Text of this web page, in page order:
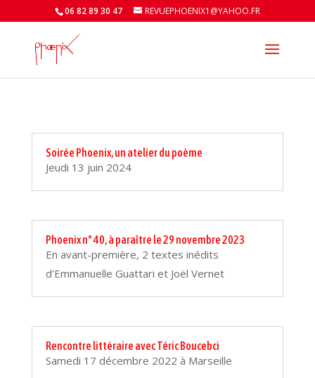
06 82 89 30 47 REVUEPHOENIX1@YAHOO.FR
Soirée Phoenix, un atelier du poème
Jeudi 13 juin 2024
Phoenix n° 40, à paraître le 29 novembre 2023
En avant-première, 2 textes inédits
d’Emmanuelle Guattari et Joël Vernet
Rencontre littéraire avec Téric Boucebci
Samedi 17 décembre 2022 à Marseille